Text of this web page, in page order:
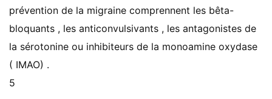
prévention de la migraine comprennent les bêta-
bloquants , les anticonvulsivants , les antagonistes de
la sérotonine ou inhibiteurs de la monoamine oxydase
( IMAO) .
5